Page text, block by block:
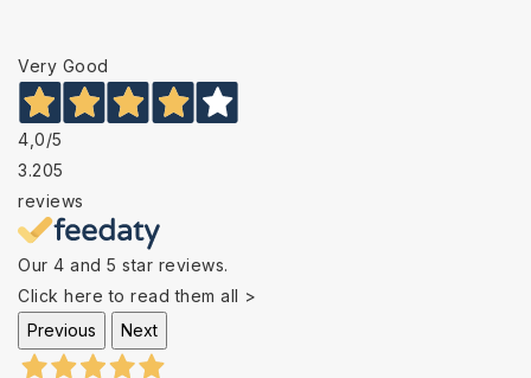
Very Good
4,0/5
3.205
reviews
Our 4 and 5 star reviews.
Click here to read them all >
Previous
Next